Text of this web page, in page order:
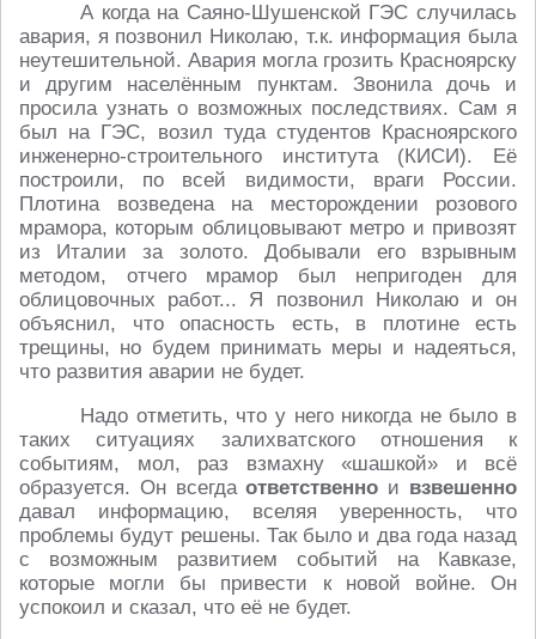
А когда на Саяно-Шушенской ГЭС случилась
авария, я позвонил Николаю, т.к. информация была
неутешительной. Авария могла грозить Красноярску
и другим населённым пунктам. Звонила дочь и
просила узнать о возможных последствиях. Сам я
был на ГЭС, возил туда студентов Красноярского
инженерно-строительного института (КИСИ). Её
построили, по всей видимости, враги России.
Плотина возведена на месторождении розового
мрамора, которым облицовывают метро и привозят
из Италии за золото. Добывали его взрывным
методом, отчего мрамор был непригоден для
облицовочных работ... Я позвонил Николаю и он
объяснил, что опасность есть, в плотине есть
трещины, но будем принимать меры и надеяться,
что развития аварии не будет.
Надо отметить, что у него никогда не было в
таких ситуациях залихватского отношения к
событиям, мол, раз взмахну «шашкой» и всё
образуется. Он всегдаответственно и взвешенно
давал информацию, вселяя уверенность, что
проблемы будут решены. Так было и два года назад
с возможным развитием событий на Кавказе,
которые могли бы привести к новой войне. Он
успокоил и сказал, что её не будет.